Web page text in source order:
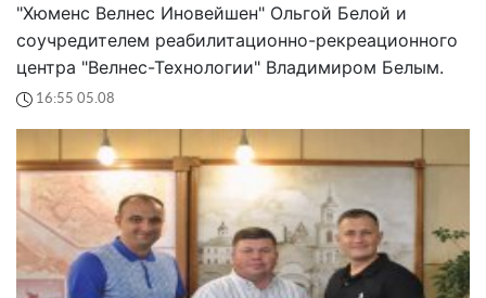
"Хюменс Велнес Иновейшен" Ольгой Белой и
соучредителем реабилитационно-рекреационного
центра "Велнес-Технологии" Владимиром Белым.
16:55 05.08